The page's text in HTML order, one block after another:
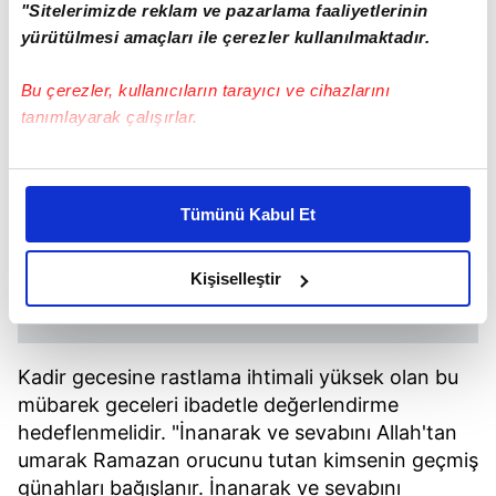
"Sitelerimizde reklam ve pazarlama faaliyetlerinin
yürütülmesi amaçları ile çerezler kullanılmaktadır.
Bu çerezler, kullanıcıların tarayıcı ve cihazlarını
tanımlayarak çalışırlar.
Bu çerezlere izin vermeniz halinde sizlere özel
daha iyi reklam deneyimi yaşatabiliriz. Bunu yaparken
amacımızın size daha iyi bir reklam deneyimi sunmak
olduğunu ve sizlere en iyi içerikleri sunabilmek adına
elimizden gelen çabayı gösterdiğimizi ve bu noktada,
reklamların maliyetlerimizi karşılamak noktasında tek gelir
Her halükârda, kullanıcılar, bu çerezlere izin vermedikleri
takdirde, kullanıcılara hedefli reklamlar
gösterilmeyecektir."
Tümünü Kabul Et
Kişiselleştir
Kadir gecesine rastlama ihtimali yüksek olan bu
mübarek geceleri ibadetle değerlendirme
hedeflenmelidir. "İnanarak ve sevabını Allah'tan
umarak Ramazan orucunu tutan kimsenin geçmiş
günahları bağışlanır. İnanarak ve sevabını